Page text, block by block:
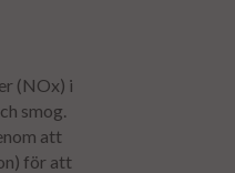
(NOx) i
smog.
att
för att